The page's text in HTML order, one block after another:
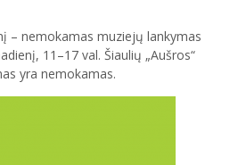
– nemokamas muziejų lankymas
11–17 val. Šiaulių „Aušros“
yra nemokamas.